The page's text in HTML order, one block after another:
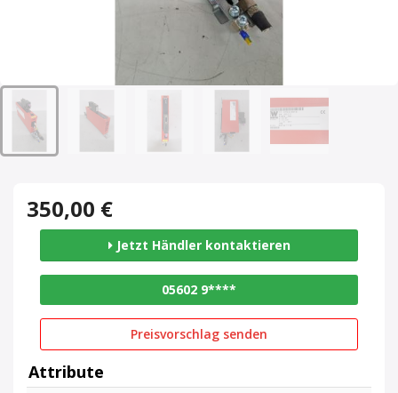
350,00 €
Jetzt Händler kontaktieren
05602 9****
Preisvorschlag senden
Attribute